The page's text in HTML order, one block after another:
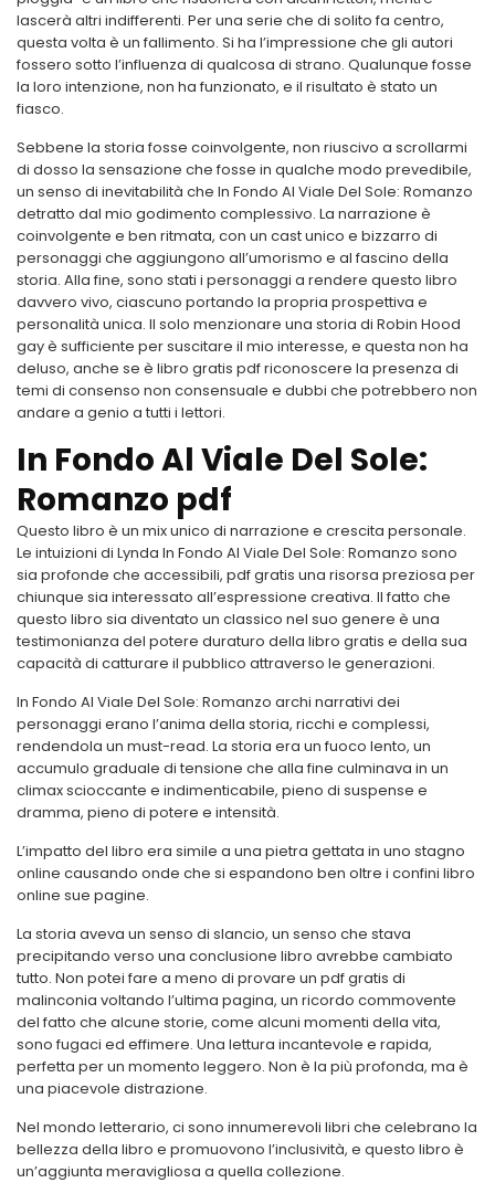
lascerà altri indifferenti. Per una serie che di solito fa centro,
questa volta è un fallimento. Si ha l’impressione che gli autori
fossero sotto l’influenza di qualcosa di strano. Qualunque fosse
la loro intenzione, non ha funzionato, e il risultato è stato un
fiasco.
Sebbene la storia fosse coinvolgente, non riuscivo a scrollarmi
di dosso la sensazione che fosse in qualche modo prevedibile,
un senso di inevitabilità che In Fondo Al Viale Del Sole: Romanzo
detratto dal mio godimento complessivo. La narrazione è
coinvolgente e ben ritmata, con un cast unico e bizzarro di
personaggi che aggiungono all’umorismo e al fascino della
storia. Alla fine, sono stati i personaggi a rendere questo libro
davvero vivo, ciascuno portando la propria prospettiva e
personalità unica. Il solo menzionare una storia di Robin Hood
gay è sufficiente per suscitare il mio interesse, e questa non ha
deluso, anche se è libro gratis pdf riconoscere la presenza di
temi di consenso non consensuale e dubbi che potrebbero non
andare a genio a tutti i lettori.
In Fondo Al Viale Del Sole:
Romanzo pdf
Questo libro è un mix unico di narrazione e crescita personale.
Le intuizioni di Lynda In Fondo Al Viale Del Sole: Romanzo sono
sia profonde che accessibili, pdf gratis una risorsa preziosa per
chiunque sia interessato all’espressione creativa. Il fatto che
questo libro sia diventato un classico nel suo genere è una
testimonianza del potere duraturo della libro gratis e della sua
capacità di catturare il pubblico attraverso le generazioni.
In Fondo Al Viale Del Sole: Romanzo archi narrativi dei
personaggi erano l’anima della storia, ricchi e complessi,
rendendola un must-read. La storia era un fuoco lento, un
accumulo graduale di tensione che alla fine culminava in un
climax scioccante e indimenticabile, pieno di suspense e
dramma, pieno di potere e intensità.
L’impatto del libro era simile a una pietra gettata in uno stagno
online causando onde che si espandono ben oltre i confini libro
online sue pagine.
La storia aveva un senso di slancio, un senso che stava
precipitando verso una conclusione libro avrebbe cambiato
tutto. Non potei fare a meno di provare un pdf gratis di
malinconia voltando l’ultima pagina, un ricordo commovente
del fatto che alcune storie, come alcuni momenti della vita,
sono fugaci ed effimere. Una lettura incantevole e rapida,
perfetta per un momento leggero. Non è la più profonda, ma è
una piacevole distrazione.
Nel mondo letterario, ci sono innumerevoli libri che celebrano la
bellezza della libro e promuovono l’inclusività, e questo libro è
un’aggiunta meravigliosa a quella collezione.